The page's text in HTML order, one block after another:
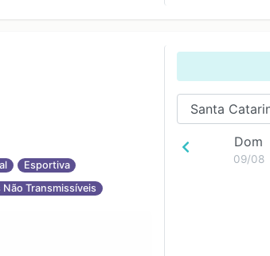
Esportiva
Transmissíveis
Dom
09/08